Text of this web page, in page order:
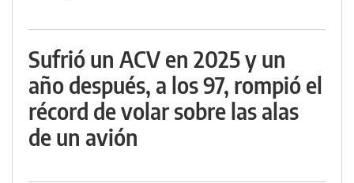
Sufrió un ACV en 2025 y un
año después, a los 97, rompió el
récord de volar sobre las alas
de un avión